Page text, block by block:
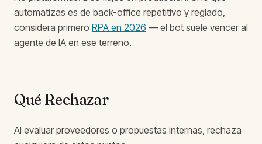
automatizas es de back-office repetitivo y reglado,
considera primero RPA en 2026 — el bot suele vencer al
agente de IA en ese terreno.
Qué Rechazar
Al evaluar proveedores o propuestas internas, rechaza